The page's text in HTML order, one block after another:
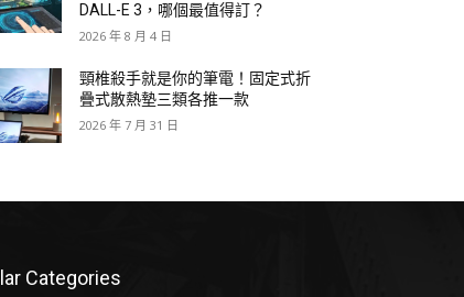
DALL-E 3，哪個最值得訂？
2026 年 8 月 4 日
頸椎殺手就是你的筆電！固定式折
疊式散熱墊三類各推一款
2026 年 7 月 31 日
Categories